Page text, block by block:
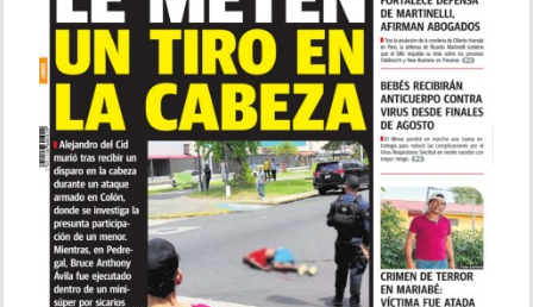
Isabel
Pantoja
cumple
70
años
y
da
las